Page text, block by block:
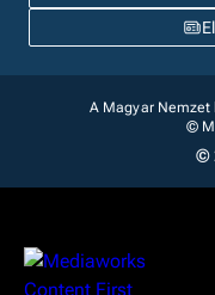
A Magyar Nemzet
©
©